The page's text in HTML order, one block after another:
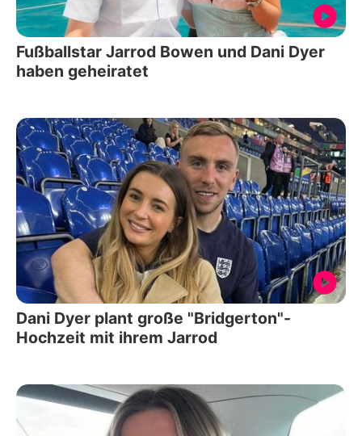
Fußballstar Jarrod Bowen und Dani Dyer
haben geheiratet
Dani Dyer plant große "Bridgerton"-
Hochzeit mit ihrem Jarrod